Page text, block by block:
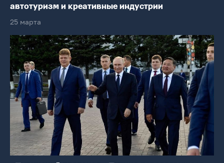
автотуризм и креативные индустрии
25 марта